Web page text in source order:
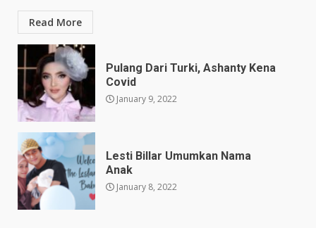
Read More
Pulang Dari Turki, Ashanty Kena
Covid
January 9, 2022
Lesti Billar Umumkan Nama
Anak
January 8, 2022